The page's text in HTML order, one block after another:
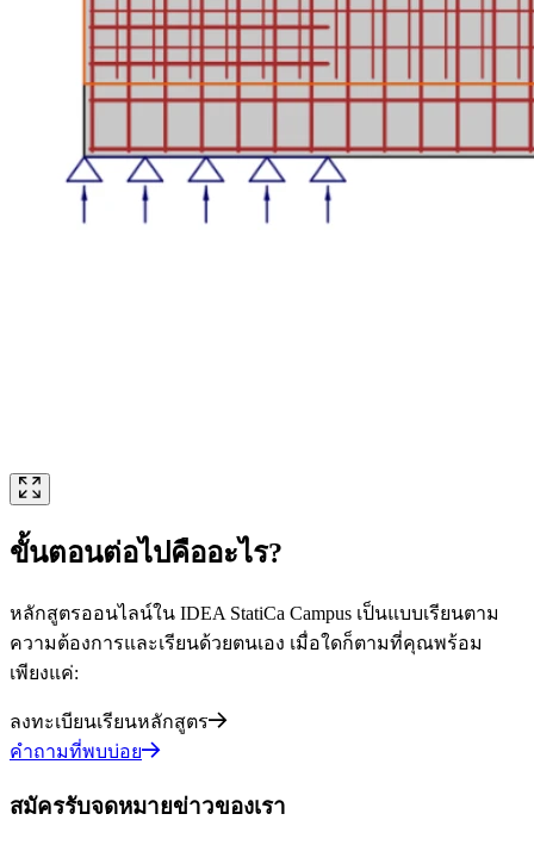
ขั้นตอนต่อไปคืออะไร?
หลักสูตรออนไลน์ใน IDEA StatiCa Campus เป็นแบบเรียนตาม
ความต้องการและเรียนด้วยตนเอง เมื่อใดก็ตามที่คุณพร้อม
เพียงแค่:
ลงทะเบียนเรียนหลักสูตร
คำถามที่พบบ่อย
สมัครรับจดหมายข่าวของเรา